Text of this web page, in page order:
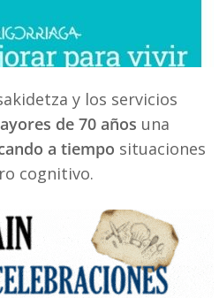
y los servicios
de 70 años una
a tiempo situaciones
cognitivo.